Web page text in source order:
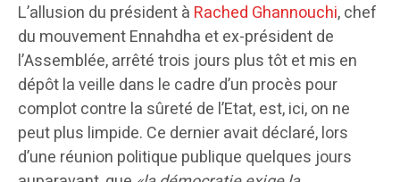
L’allusion du président à Rached Ghannouchi, chef
du mouvement Ennahdha et ex-président de
l’Assemblée, arrêté trois jours plus tôt et mis en
dépôt la veille dans le cadre d’un procès pour
complot contre la sûreté de l’Etat, est, ici, on ne
peut plus limpide. Ce dernier avait déclaré, lors
d’une réunion politique publique quelques jours